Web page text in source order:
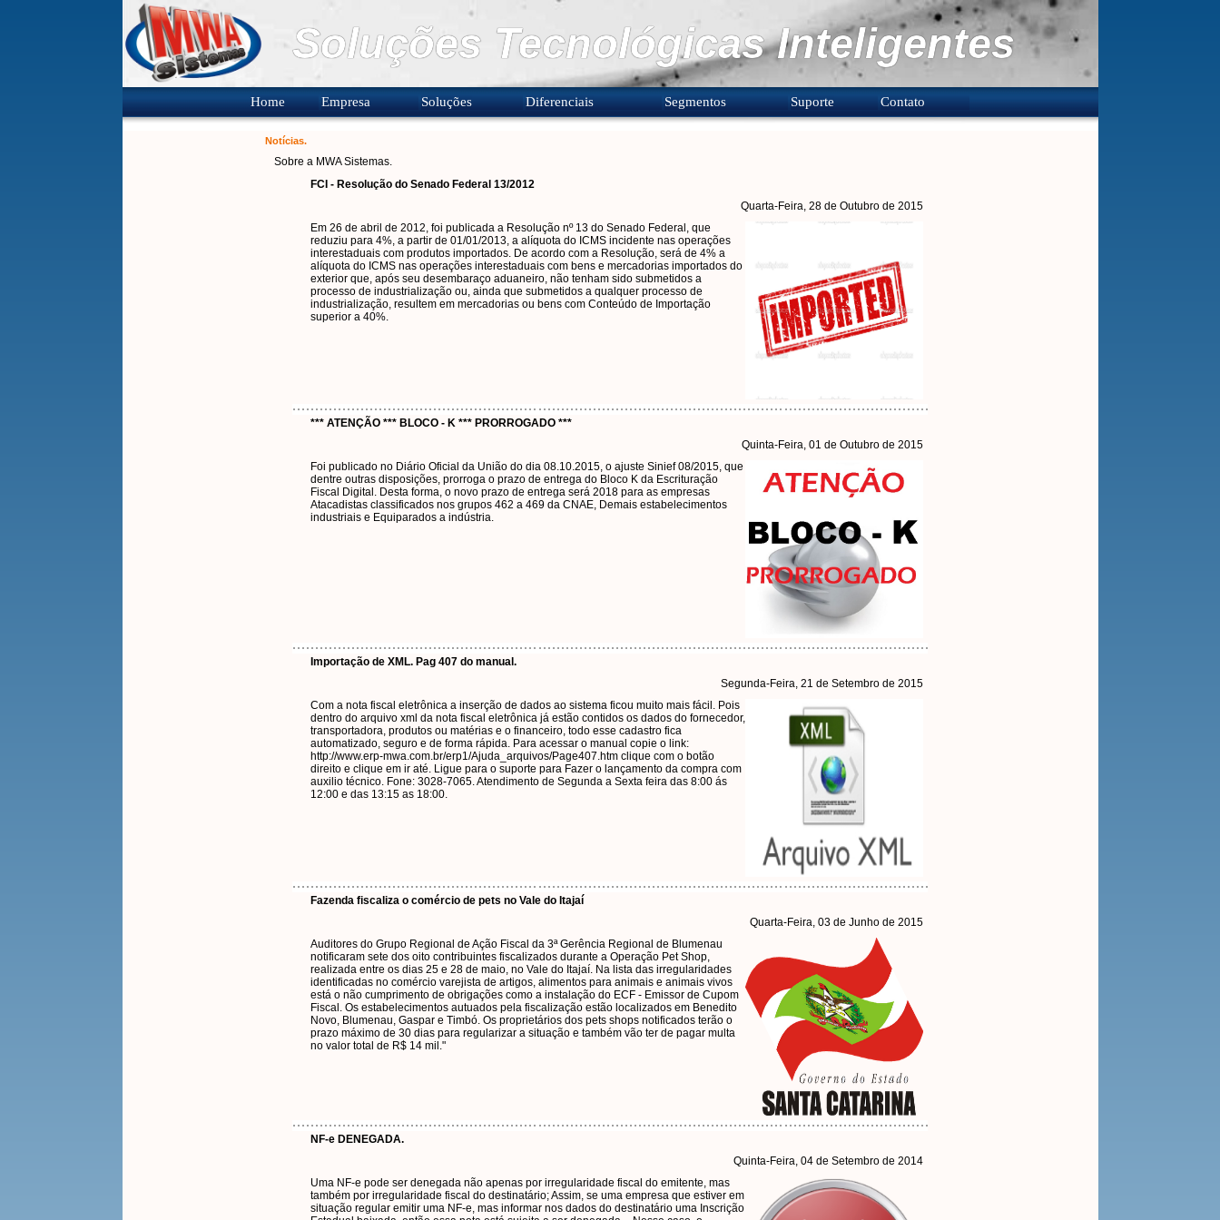
Soluções Tecnológicas Inteligentes
Home Empresa Soluções Diferenciais Segmentos Suporte Contato
Notícias.
Sobre a MWA Sistemas.
FCI - Resolução do Senado Federal 13/2012
Quarta-Feira, 28 de Outubro de 2015
Em 26 de abril de 2012, foi publicada a Resolução nº 13 do Senado Federal, que
reduziu para 4%, a partir de 01/01/2013, a alíquota do ICMS incidente nas operações
interestaduais com produtos importados. De acordo com a Resolução, será de 4% a
alíquota do ICMS nas operações interestaduais com bens e mercadorias importados do
exterior que, após seu desembaraço aduaneiro, não tenham sido submetidos a
processo de industrialização ou, ainda que submetidos a qualquer processo de
industrialização, resultem em mercadorias ou bens com Conteúdo de Importação
superior a 40%.
*** ATENÇÃO *** BLOCO - K *** PRORROGADO ***
Quinta-Feira, 01 de Outubro de 2015
Foi publicado no Diário Oficial da União do dia 08.10.2015, o ajuste Sinief 08/2015, que
dentre outras disposições, prorroga o prazo de entrega do Bloco K da Escrituração
Fiscal Digital. Desta forma, o novo prazo de entrega será 2018 para as empresas
Atacadistas classificados nos grupos 462 a 469 da CNAE, Demais estabelecimentos
industriais e Equiparados a indústria.
Importação de XML. Pag 407 do manual.
Segunda-Feira, 21 de Setembro de 2015
Com a nota fiscal eletrônica a inserção de dados ao sistema ficou muito mais fácil. Pois
dentro do arquivo xml da nota fiscal eletrônica já estão contidos os dados do fornecedor,
transportadora, produtos ou matérias e o financeiro, todo esse cadastro fica
automatizado, seguro e de forma rápida. Para acessar o manual copie o link:
http://www.erp-mwa.com.br/erp1/Ajuda_arquivos/Page407.htm clique com o botão
direito e clique em ir até. Ligue para o suporte para Fazer o lançamento da compra com
auxilio técnico. Fone: 3028-7065. Atendimento de Segunda a Sexta feira das 8:00 ás
12:00 e das 13:15 as 18:00.
Fazenda fiscaliza o comércio de pets no Vale do Itajaí
Quarta-Feira, 03 de Junho de 2015
Auditores do Grupo Regional de Ação Fiscal da 3ª Gerência Regional de Blumenau
notificaram sete dos oito contribuintes fiscalizados durante a Operação Pet Shop,
realizada entre os dias 25 e 28 de maio, no Vale do Itajaí. Na lista das irregularidades
identificadas no comércio varejista de artigos, alimentos para animais e animais vivos
está o não cumprimento de obrigações como a instalação do ECF - Emissor de Cupom
Fiscal. Os estabelecimentos autuados pela fiscalização estão localizados em Benedito
Novo, Blumenau, Gaspar e Timbó. Os proprietários dos pets shops notificados terão o
prazo máximo de 30 dias para regularizar a situação e também vão ter de pagar multa
no valor total de R$ 14 mil."
NF-e DENEGADA.
Quinta-Feira, 04 de Setembro de 2014
Uma NF-e pode ser denegada não apenas por irregularidade fiscal do emitente, mas
também por irregularidade fiscal do destinatário; Assim, se uma empresa que estiver em
situação regular emitir uma NF-e, mas informar nos dados do destinatário uma Inscrição